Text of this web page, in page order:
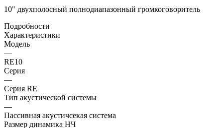
10" двухполосный полнодиапазонный громкоговоритель
Подробности
Характеристики
Модель
—
RE10
Серия
—
Серия RE
Тип акустической системы
—
Пассивная акустичсекая система
Размер динамика НЧ